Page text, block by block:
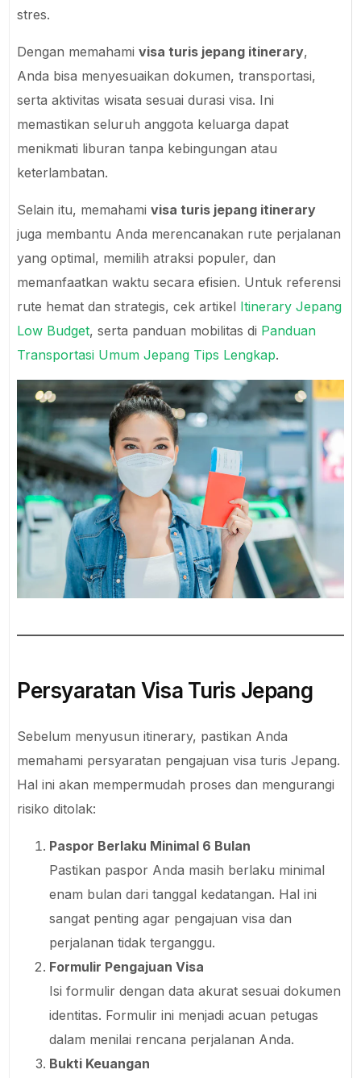
stres.
Dengan memahamivisa turis jepang itinerary,
Anda bisa menyesuaikan dokumen, transportasi,
serta aktivitas wisata sesuai durasi visa. Ini
memastikan seluruh anggota keluarga dapat
menikmati liburan tanpa kebingungan atau
keterlambatan.
Selain itu, memahamivisa turis jepang itinerary
juga membantu Anda merencanakan rute perjalanan
yang optimal, memilih atraksi populer, dan
memanfaatkan waktu secara efisien. Untuk referensi
rute hemat dan strategis, cek artikel Itinerary Jepang
Low Budget, serta panduan mobilitas di Panduan
Transportasi Umum Jepang Tips Lengkap.
Persyaratan Visa Turis Jepang
Sebelum menyusun itinerary, pastikan Anda
memahami persyaratan pengajuan visa turis Jepang.
Hal ini akan mempermudah proses dan mengurangi
risiko ditolak:
Paspor Berlaku Minimal 6 Bulan
Pastikan paspor Anda masih berlaku minimal
enam bulan dari tanggal kedatangan. Hal ini
sangat penting agar pengajuan visa dan
perjalanan tidak terganggu.
Formulir Pengajuan Visa
Isi formulir dengan data akurat sesuai dokumen
identitas. Formulir ini menjadi acuan petugas
dalam menilai rencana perjalanan Anda.
Bukti Keuangan